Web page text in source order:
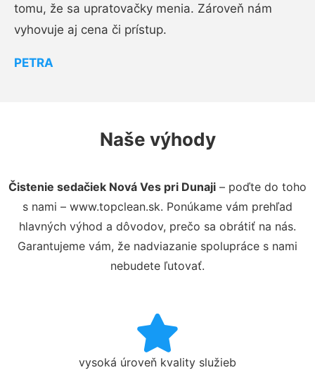
tomu, že sa upratovačky menia. Zároveň nám
vyhovuje aj cena či prístup.
PETRA
Naše výhody
Čistenie sedačiek Nová Ves pri Dunaji – poďte do toho
s nami – www.topclean.sk. Ponúkame vám prehľad
hlavných výhod a dôvodov, prečo sa obrátiť na nás.
Garantujeme vám, že nadviazanie spolupráce s nami
nebudete ľutovať.
vysoká úroveň kvality služieb